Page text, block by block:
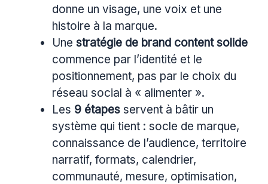
donne un visage, une voix et une
histoire à la marque.
Une stratégie de brand content solide
commence par l’identité et le
positionnement, pas par le choix du
réseau social à « alimenter ».
Les 9 étapes servent à bâtir un
système qui tient : socle de marque,
connaissance de l’audience, territoire
narratif, formats, calendrier,
communauté, mesure, optimisation,